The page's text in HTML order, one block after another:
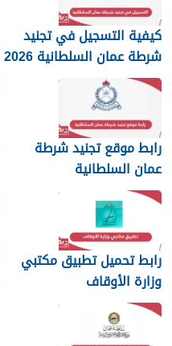
كيفية التسجيل في تجنيد
شرطة عمان السلطانية 2026
رابط موقع تجنيد شرطة
عمان السلطانية
رابط تحميل تطبيق مكتبي
وزارة الأوقاف